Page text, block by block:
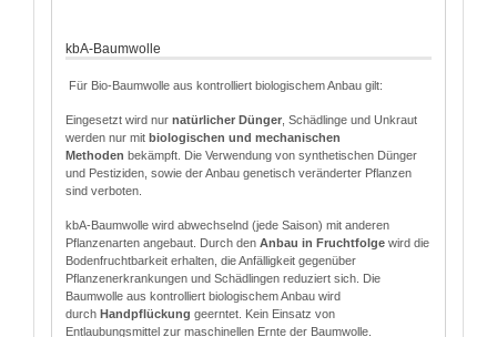
kbA-Baumwolle
Für Bio-Baumwolle aus kontrolliert biologischem Anbau gilt:
Eingesetzt wird nur natürlicher Dünger , Schädlinge und Unkraut
werden nur mit biologischen und mechanischen
Methoden bekämpft. Die Verwendung von synthetischen Dünger
und Pestiziden, sowie der Anbau genetisch veränderter Pflanzen
sind verboten.
kbA-Baumwolle wird abwechselnd (jede Saison) mit anderen
Pflanzenarten angebaut. Durch den Anbau in Fruchtfolge wird die
Bodenfruchtbarkeit erhalten, die Anfälligkeit gegenüber
Pflanzenerkrankungen und Schädlingen reduziert sich. Die
Baumwolle aus kontrolliert biologischem Anbau wird
durch Handpflückung geerntet. Kein Einsatz von
Entlaubungsmittel zur maschinellen Ernte der Baumwolle.